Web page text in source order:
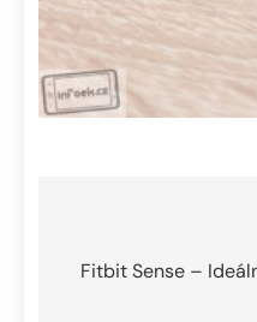
pro
Fitbit Sense –